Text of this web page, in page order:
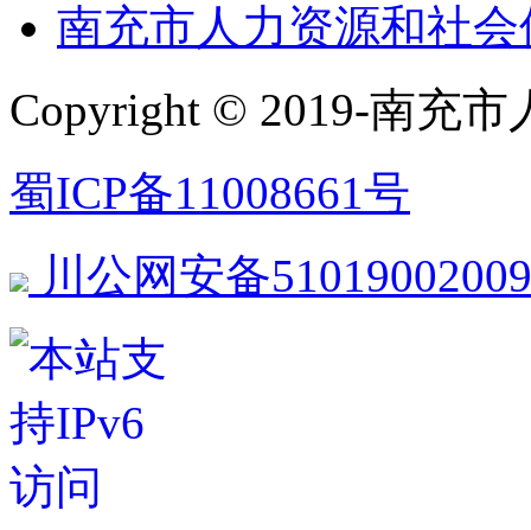
南充市人力资源和社
Copyright © 2019-南充
蜀ICP备11008661号
川公网安备